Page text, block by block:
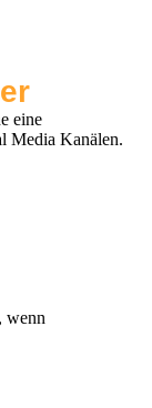
eine
Media Kanälen.
wenn